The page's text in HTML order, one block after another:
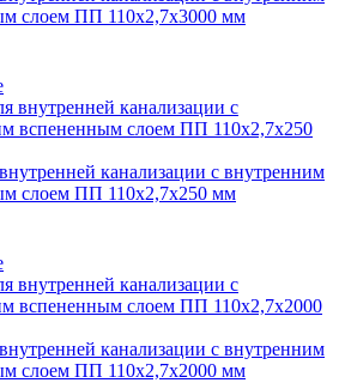
слоем ПП 110x2,7x3000 мм
канализации с внутренним
слоем ПП 110x2,7x250 мм
канализации с внутренним
слоем ПП 110x2,7x2000 мм